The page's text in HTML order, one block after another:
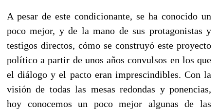
A pesar de este condicionante, se ha conocido un
poco mejor, y de la mano de sus protagonistas y
testigos directos, cómo se construyó este proyecto
político a partir de unos años convulsos en los que
el diálogo y el pacto eran imprescindibles. Con la
visión de todas las mesas redondas y ponencias,
hoy conocemos un poco mejor algunas de las